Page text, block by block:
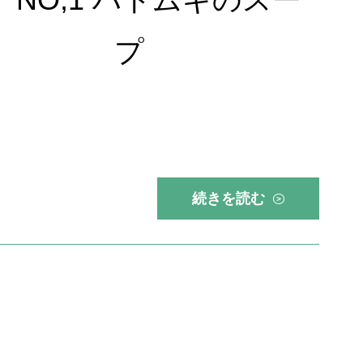
プ
続きを読む >